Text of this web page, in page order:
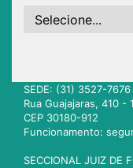
SEDE: (31) 3527-7676 |
Rua Guajajaras, 410
CEP 30180-912
Funcionamento:
SECCIONAL JUIZ DE